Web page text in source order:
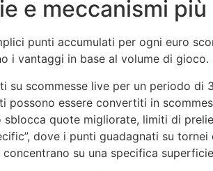
e meccanismi
punti accumulati per ogni euro
i vantaggi in base al volume di gioco.
su scommesse live per un periodo di
possono essere convertiti in
quote migliorate, limiti di
dove i punti guadagnati su
su una specifica superficie